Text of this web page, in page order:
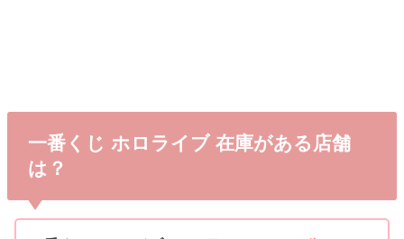
一番くじ ホロライブ 在庫がある店舗
は？